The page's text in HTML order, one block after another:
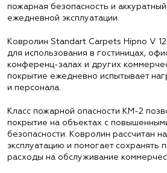
пожарная безопасность и
ежедневной эксплуатации.
Ковролин Standart Carpets Hipno V
для использования в гостиницах,
конференц-залах и других
покрытие ежедневно испытывает
и персонала.
Класс пожарной опасности КМ-2
покрытие на объектах с
безопасности. Ковролин рассчитан
эксплуатацию и помогает сохранять
расходы на обслуживание